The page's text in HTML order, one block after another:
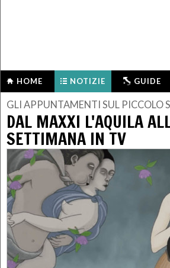
HOME NOTIZIE GUIDE
GLI APPUNTAMENTI SUL PICCOLO
DAL MAXXI L'AQUILA
SETTIMANA IN TV